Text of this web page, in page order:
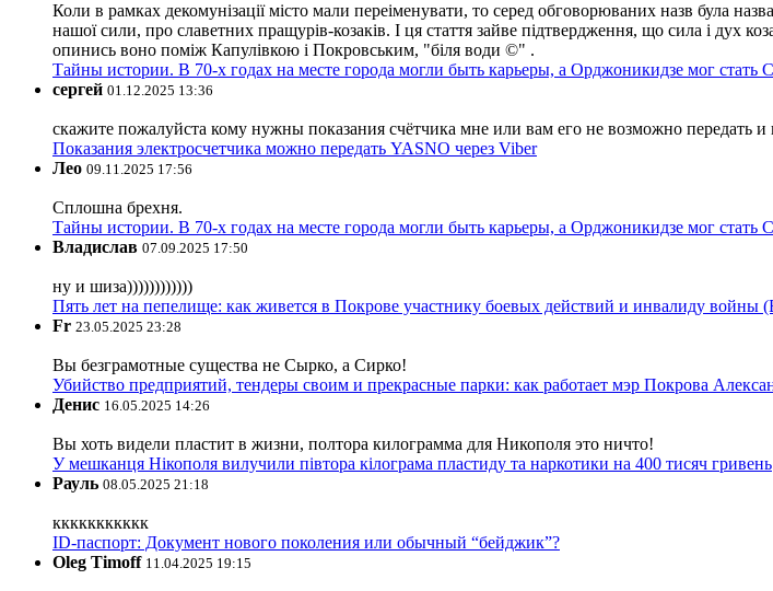
Коли в рамках декомунізації місто мали переіменувати, то серед обговорюваних назв була
нашої сили, про славетних пращурів-козаків. І ця стаття зайве підтвердження, що сила і дух
опинись воно поміж Капулівкою і Покровським, "біля води ©" .
Тайны истории. В 70-х годах на месте города могли быть карьеры, а Орджоникидзе мог стать
сергей 01.12.2025 13:36
скажите пожалуйста кому нужны показания счётчика мне или вам его не возможно передать и
Показания электросчетчика можно передать YASNO через Viber
Лео 09.11.2025 17:56
Сплошна брехня.
Тайны истории. В 70-х годах на месте города могли быть карьеры, а Орджоникидзе мог стать
Владислав 07.09.2025 17:50
ну и шиза))))))))))))
Пять лет на пепелище: как живется в Покрове участнику боевых действий и инвалиду
Fr 23.05.2025 23:28
Вы безграмотные существа не Сырко, а Сирко!
Убийство предприятий, тендеры своим и прекрасные парки: как работает мэр Покрова
Денис 16.05.2025 14:26
Вы хоть видели пластит в жизни, полтора килограмма для Никополя это ничто!
У мешканця Нікополя вилучили півтора кілограма пластиду та наркотики на 400 тисяч гривень
Рауль 08.05.2025 21:18
ккккккккккк
ID-паспорт: Документ нового поколения или обычный “бейджик”?
Oleg Timoff 11.04.2025 19:15